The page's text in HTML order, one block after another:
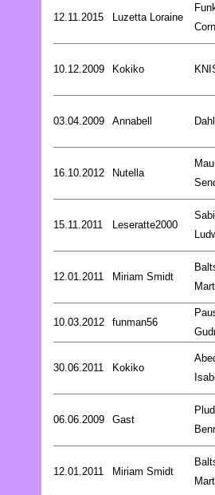
12.11.2015 Luzetta Loraine
10.12.2009 Kokiko
03.04.2009 Annabell
16.10.2012 Nutella
15.11.2011 Leseratte2000
12.01.2011 Miriam Smidt
10.03.2012 funman56
30.06.2011 Kokiko
06.06.2009 Gast
12.01.2011 Miriam Smidt